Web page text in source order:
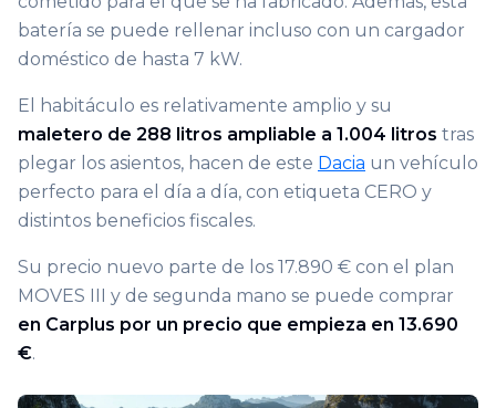
batería se puede rellenar incluso con un cargador
doméstico de hasta 7 kW.
El habitáculo es relativamente amplio y su
maletero de 288 litros ampliable a 1.004 litros tras
plegar los asientos, hacen de este Dacia un vehículo
perfecto para el día a día, con etiqueta CERO y
distintos beneficios fiscales.
Su precio nuevo parte de los 17.890 € con el plan
MOVES III y de segunda mano se puede comprar
en Carplus por un precio que empieza en 13.690
€.